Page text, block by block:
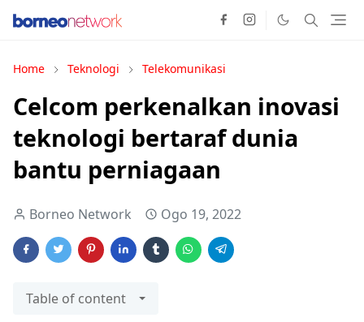
Home Teknologi Telekomunikasi
Celcom perkenalkan inovasi
teknologi bertaraf dunia
bantu perniagaan
Borneo Network Ogo 19, 2022
Table of content